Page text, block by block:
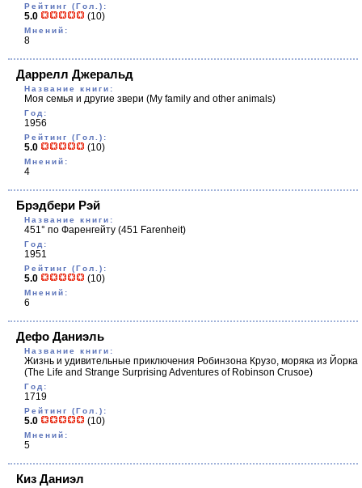
Рейтинг (Гол.):
5.0 (10)
Мнений:
8
Даррелл Джеральд
Название книги:
Моя семья и другие звери (My family and other animals)
Год:
1956
Рейтинг (Гол.):
5.0 (10)
Мнений:
4
Брэдбери Рэй
Название книги:
451° по Фаренгейту (451 Farenheit)
Год:
1951
Рейтинг (Гол.):
5.0 (10)
Мнений:
6
Дефо Даниэль
Название книги:
Жизнь и удивительные приключения Робинзона Крузо, моряка из Йорка
(The Life and Strange Surprising Adventures of Robinson Crusoe)
Год:
1719
Рейтинг (Гол.):
5.0 (10)
Мнений:
5
Киз Даниэл